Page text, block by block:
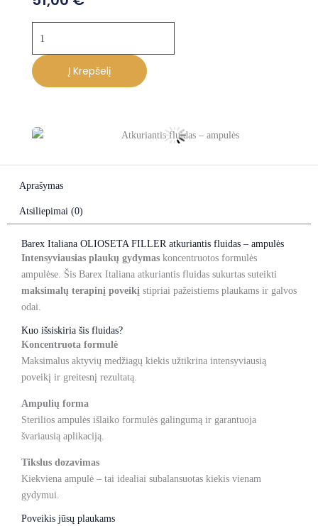
Atkuriantis
fluidas
Į Krepšelį
Aprašymas
Atsiliepimai (0)
Barex Italiana OLIOSETA FILLER atkuriantis fluidas – ampulės
Intensyviausias plaukų gydymas koncentruotos formulės
ampulėse. Šis Barex Italiana atkuriantis fluidas sukurtas suteikti
maksimalų terapinį poveikį stipriai pažeistiems plaukams ir galvos
odai.
Kuo išsiskiria šis fluidas?
Koncentruota formulė
Maksimalus aktyvių medžiagų kiekis užtikrina intensyviausią
poveikį ir greitesnį rezultatą.
Ampulių forma
Sterilios ampulės išlaiko formulės galingumą ir garantuoja
švariausią aplikaciją.
Tikslus dozavimas
Kiekviena ampulė – tai idealiai subalansuotas kiekis vienam
gydymui.
Poveikis jūsų plaukams